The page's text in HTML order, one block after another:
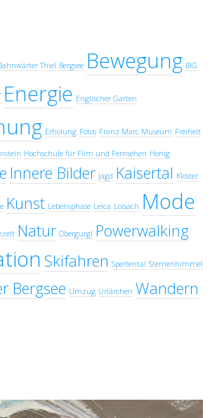
Thiel Bergsee Bewegung BIG
Energie Englischer Garten
Erholung Fotos Franz Marc Museum Freiheit
Hochschule für Film und Fernsehen Honig
Innere Bilder Jagd Kaisertal Kloster
Kunst Lebensphase Leica Loisach Mode
Natur Obergurgl Powerwalking
Skifahren Spertental Sternenhimmel
Bergsee Umzug Urlärchen Wandern